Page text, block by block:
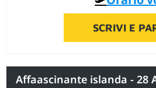
SCRIVI E
Affaascinante islanda - 28